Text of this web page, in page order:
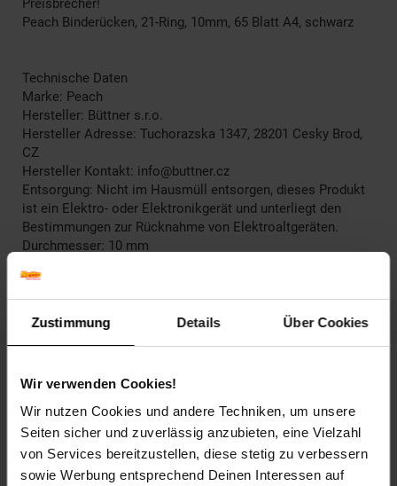
Zustimmung Details Über Cookies
Wir verwenden Cookies!
Wir nutzen Cookies und andere Techniken, um unsere
Seiten sicher und zuverlässig anzubieten, eine Vielzahl
von Services bereitzustellen, diese stetig zu verbessern
sowie Werbung entsprechend Deinen Interessen auf
Peach Binderücken, 21-Ring, 10mm, 65 Blatt A4, schwarz
Technische Daten
Marke: Peach
Hersteller: Büttner s.r.o.
Hersteller Adresse: Tuchorazska 1347, 28201 Cesky Brod,
CZ
Hersteller Kontakt: info@buttner.cz
Entsorgung: Nicht im Hausmüll entsorgen, dieses Produkt
ist ein Elektro- oder Elektronikgerät und unterliegt den
Bestimmungen zur Rücknahme von Elektroaltgeräten.
Durchmesser: 10 mm
Elektroprodukt: Nein
Artikel gehört zur Kategorie:
Versandinformationen